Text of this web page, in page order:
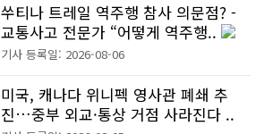
쑤티나 트레일 역주행 참사 의문점? -
교통사고 전문가 “어떻게 역주행..
기사 등록일: 2026-08-06
미국, 캐나다 위니펙 영사관 폐쇄 추
진…중부 외교·통상 거점 사라진다 ..